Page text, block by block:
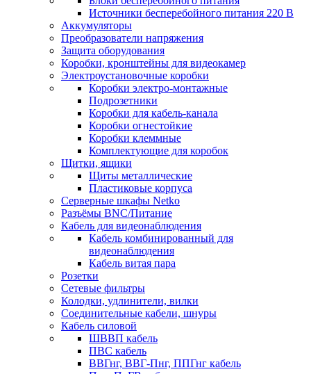
Источники бесперебойного питания 220 В
Аккумуляторы
Преобразователи напряжения
Защита оборудования
Коробки, кронштейны для видеокамер
Электроустановочные коробки
Коробки электро-монтажные
Подрозетники
Коробки для кабель-канала
Коробки огнестойкие
Коробки клеммные
Комплектующие для коробок
Щитки, ящики
Щиты металлические
Пластиковые корпуса
Серверные шкафы Netko
Разъёмы BNC/Питание
Кабель для видеонаблюдения
Кабель комбинированный для
видеонаблюдения
Кабель витая пара
Розетки
Сетевые фильтры
Колодки, удлинители, вилки
Соединительные кабели, шнуры
Кабель силовой
ШВВП кабель
ПВС кабель
ВВГнг, ВВГ-Пнг, ППГнг кабель